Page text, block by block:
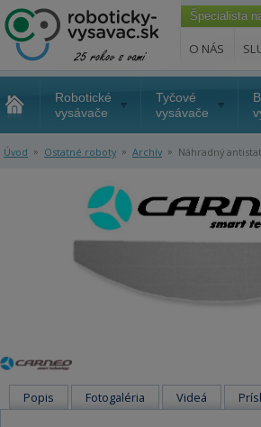
Špecialista
O NÁS
Robotické
vysávače
Tyčové
vysávače
Úvod » Ostatné roboty » Archív » Náhradný
Popis Fotogaléria Videá